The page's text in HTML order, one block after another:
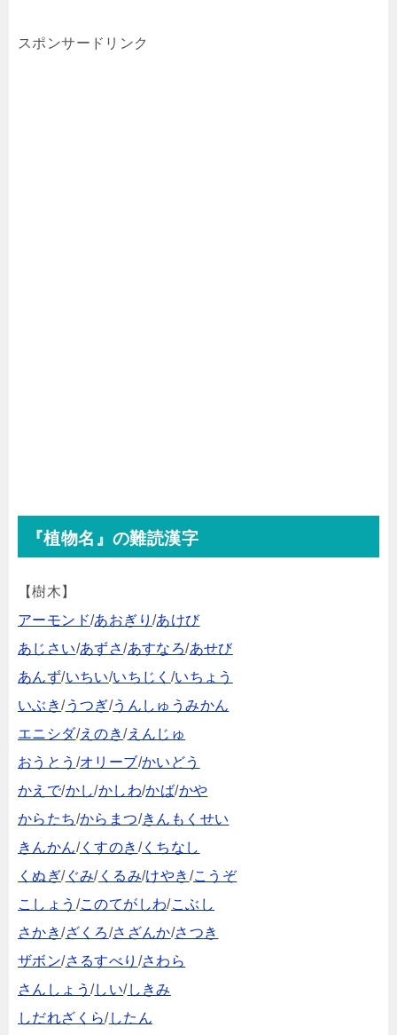
スポンサードリンク
『植物名』の難読漢字
【樹木】
アーモンド/あおぎり/あけび
あじさい/あずさ/あすなろ/あせび
あんず/いちい/いちじく /いちょう
いぶき/うつぎ/うんしゅうみかん
エニシダ/えのき/えんじゅ
おうとう /オリーブ/かいどう
かえで/かし/かしわ/かば/かや
からたち/からまつ/きんもくせい
きんかん/くすのき /くちなし
くぬぎ/ぐみ/くるみ/けやき /こうぞ
こしょう /このてがしわ/こぶし
さかき/ざくろ/さざんか/さつき
ザボン/さるすべり /さわら
さんしょう /しい/しきみ
しだれざくら/したん